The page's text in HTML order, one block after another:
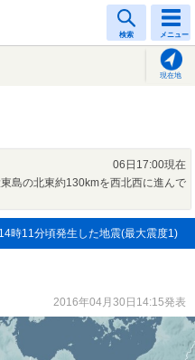
検索 メニュー
現在地
06日17:00現在
島の北東約130kmを西北西に進んで
14時11分頃発生した地震(最大震度1)
2016年04月30日14:15発表